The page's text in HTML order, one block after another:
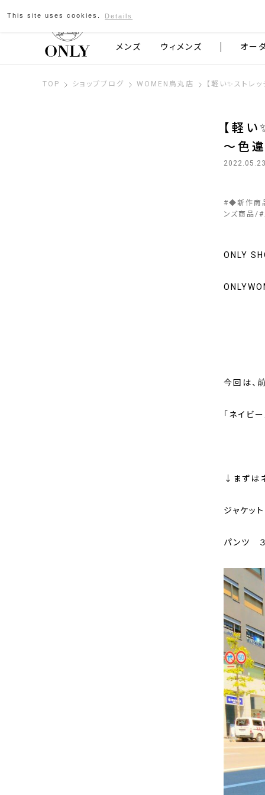
京都発のスーツブランド ONLY
メンズ ウィメンズ オー
TOP ショップブログ WOMEN烏丸店 【軽い✨スト
【軽
～色
#◆新作商
ンズ商品
#
ONLY
今回は、
「ネイビ
↓まずは
ジャケッ
パンツ
This site uses cookies. Details